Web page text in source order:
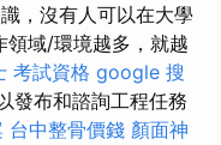
，沒有人可以在大學
領域/環境越多，就越
考試資格 google 搜
發布和諮詢工程任務
台中整骨價錢 顏面神